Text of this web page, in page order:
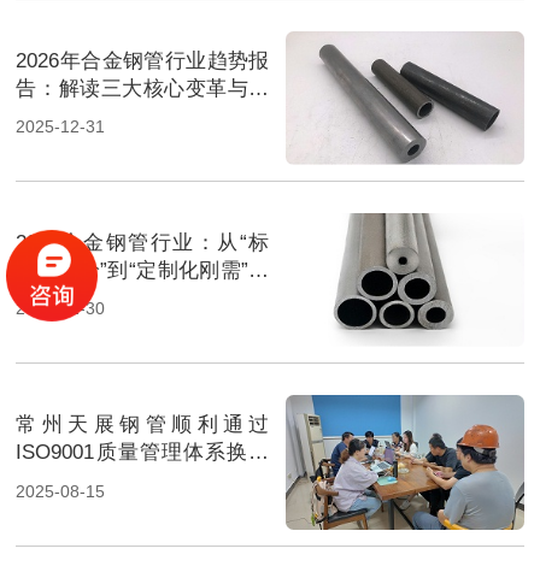
2026年合金钢管行业趋势报
告：解读三大核心变革与机
遇
2025-12-31
2026合金钢管行业：从“标
准化供给”到“定制化刚需”的
深层变革
2025-12-30
常州天展钢管顺利通过
ISO9001质量管理体系换证
审核
2025-08-15